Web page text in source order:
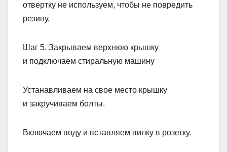
отвертку не используем, чтобы не повредить
резину.
Шаг 5. Закрываем верхнюю крышку
и подключаем стиральную машину
Устанавливаем на свое место крышку
и закручиваем болты.
Включаем воду и вставляем вилку в розетку.